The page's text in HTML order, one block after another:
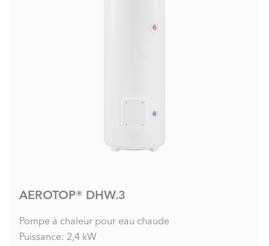
AEROTOP® DHW.3
Pompe à chaleur pour eau chaude
Puissance: 2,4 kW